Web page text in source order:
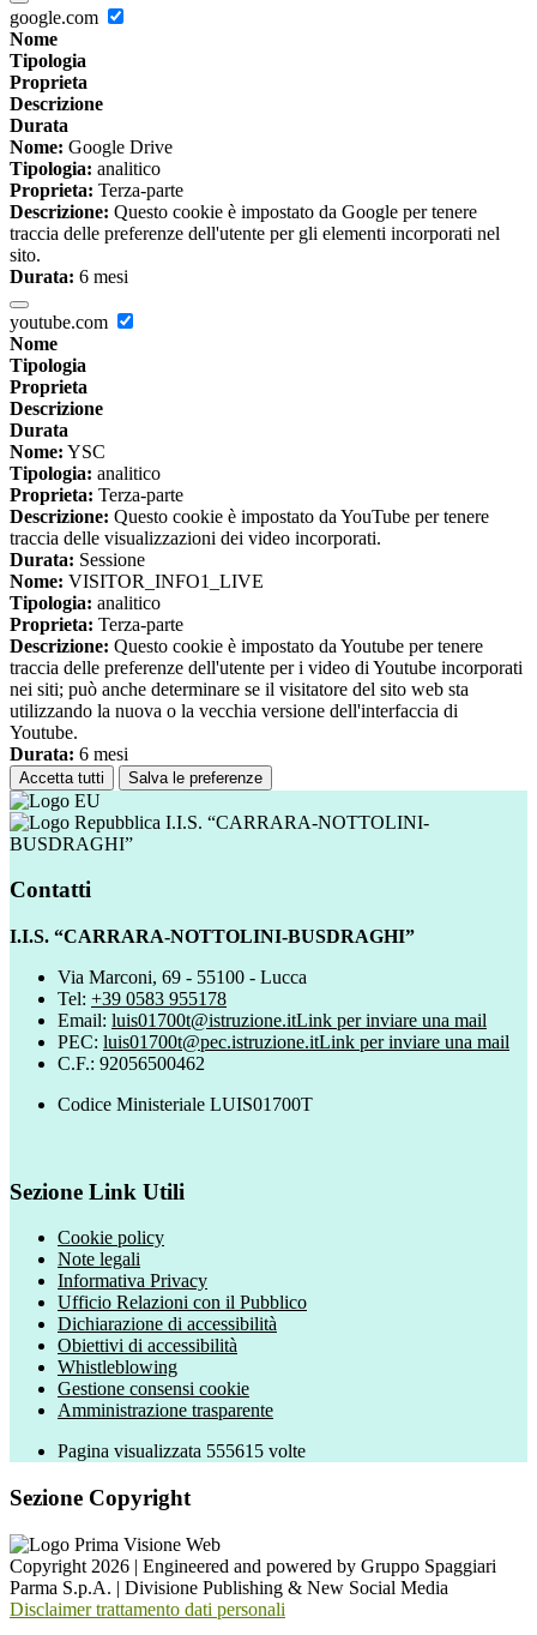
google.com
Nome
Tipologia
Proprieta
Descrizione
Durata
Nome: Google Drive
Tipologia: analitico
Proprieta: Terza-parte
Descrizione: Questo cookie è impostato da Google per tenere
traccia delle preferenze dell'utente per gli elementi incorporati nel
sito.
Durata: 6 mesi
youtube.com
Nome
Tipologia
Proprieta
Descrizione
Durata
Nome: YSC
Tipologia: analitico
Proprieta: Terza-parte
Descrizione: Questo cookie è impostato da YouTube per tenere
traccia delle visualizzazioni dei video incorporati.
Durata: Sessione
Nome: VISITOR_INFO1_LIVE
Tipologia: analitico
Proprieta: Terza-parte
Descrizione: Questo cookie è impostato da Youtube per tenere
traccia delle preferenze dell'utente per i video di Youtube incorporati
nei siti; può anche determinare se il visitatore del sito web sta
utilizzando la nuova o la vecchia versione dell'interfaccia di
Youtube.
Durata: 6 mesi
Accetta tutti Salva le preferenze
I.I.S. “CARRARA-NOTTOLINI-
BUSDRAGHI”
Contatti
I.I.S. “CARRARA-NOTTOLINI-BUSDRAGHI”
Via Marconi, 69 - 55100 - Lucca
Tel: +39 0583 955178
Email: luis01700t@istruzione.itLink per inviare una mail
PEC: luis01700t@pec.istruzione.itLink per inviare una mail
C.F.: 92056500462
Codice Ministeriale LUIS01700T
Sezione Link Utili
Cookie policy
Note legali
Informativa Privacy
Ufficio Relazioni con il Pubblico
Dichiarazione di accessibilità
Obiettivi di accessibilità
Whistleblowing
Gestione consensi cookie
Amministrazione trasparente
Pagina visualizzata 555615 volte
Sezione Copyright
Copyright 2026 | Engineered and powered by Gruppo Spaggiari
Parma S.p.A. | Divisione Publishing & New Social Media
Disclaimer trattamento dati personali